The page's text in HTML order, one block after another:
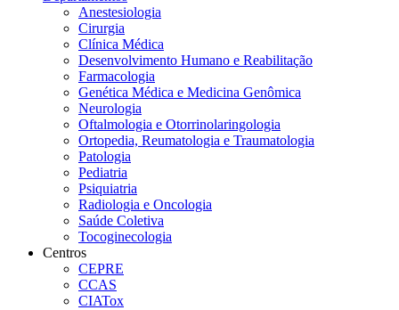
Anestesiologia
Cirurgia
Clínica Médica
Desenvolvimento Humano e Reabilitação
Farmacologia
Genética Médica e Medicina Genômica
Neurologia
Oftalmologia e Otorrinolaringologia
Ortopedia, Reumatologia e Traumatologia
Patologia
Pediatria
Psiquiatria
Radiologia e Oncologia
Saúde Coletiva
Tocoginecologia
Centros
CEPRE
CCAS
CIATox